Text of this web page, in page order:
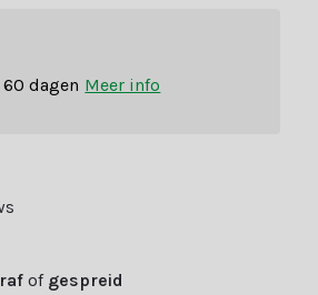
dagen Meer info
of gespreid